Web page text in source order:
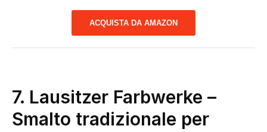
ACQUISTA DA AMAZON
7. Lausitzer Farbwerke –
Smalto tradizionale per